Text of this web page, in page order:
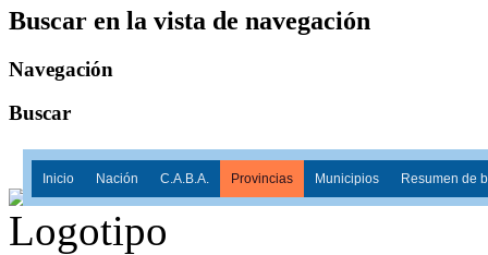
Buscar en la vista de navegación
Navegación
Buscar
Inicio Nación C.A.B.A. Provincias Municipios Resumen de